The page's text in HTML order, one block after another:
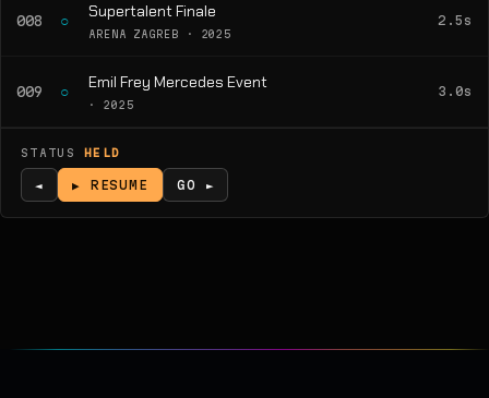
008 ○ Supertalent Finale
ARENA ZAGREB · 2025
2.5s
009 ○ Emil Frey Mercedes Event
· 2025
3.0s
STATUS HELD
◄ ▶ RESUME GO ►